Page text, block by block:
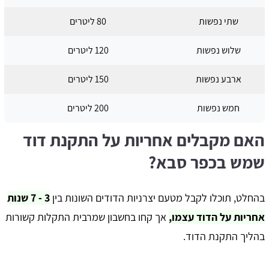
שתי נפשות 80 ליטרים
שלוש נפשות 120 ליטרים
ארבע נפשות 150 ליטרים
חמש נפשות 200 ליטרים
האם מקבלים אחריות על התקנת דוד
שמש בכפר סבא?
בהחלט, תוכלו לקבל מטעם יצרניות הדודים השונות בין
3 - 7 שנות
אחריות על הדוד עצמו, אך קחו בחשבון שמרבית התקלות קשורות
בהליך התקנת הדוד.